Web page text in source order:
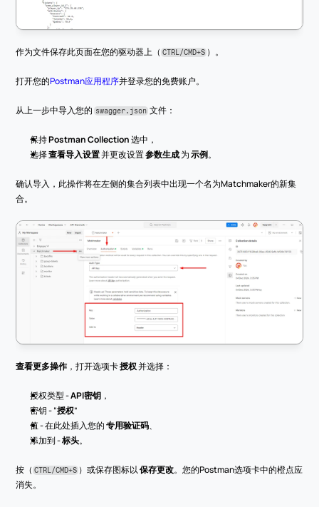
作为文件保存此页面在您的驱动器上（CTRL/CMD+S ）。
打开您的Postman应用程序并登录您的免费账户。
从上一步中导入您的 swagger.json 文件：
保持 Postman Collection 选中，
选择 查看导入设置 并更改设置 参数生成 为 示例。
确认导入，此操作将在左侧的集合列表中出现一个名为Matchmaker的新集
合。
查看更多操作 ，打开选项卡 授权 并选择：
授权类型 - API密钥 ，
密钥 - “授权”
值 - 在此处插入您的 专用验证码、
添加到 - 标头。
按（CTRL/CMD+S ）或保存图标以 保存更改。您的Postman选项卡中的橙点应
消失。